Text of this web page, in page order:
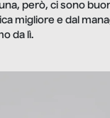
però, ci sono
migliore e dal
da lì.